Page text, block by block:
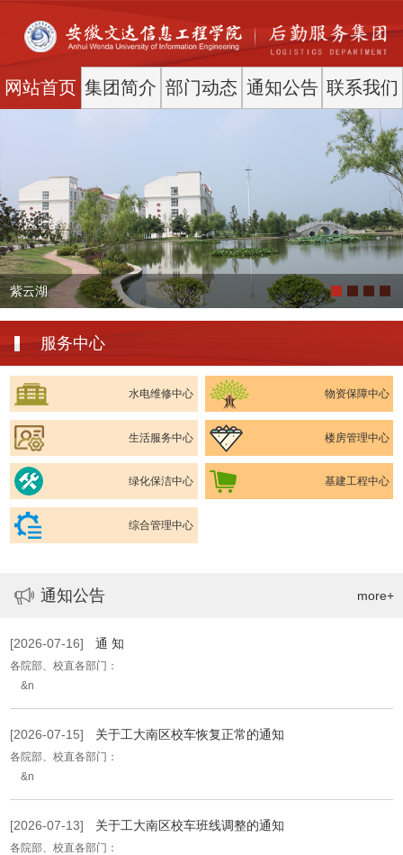
网站首页 集团简介 部门动态 通知公告 联系我们
紫云湖
服务中心
水电维修中心 物资保障中心
生活服务中心 楼房管理中心
绿化保洁中心 基建工程中心
综合管理中心
通知公告 more+
[2026-07-16] 通 知
各院部、校直各部门：
&n
[2026-07-15] 关于工大南区校车恢复正常的通知
各院部、校直各部门：
&n
[2026-07-13] 关于工大南区校车班线调整的通知
各院部、校直各部门：